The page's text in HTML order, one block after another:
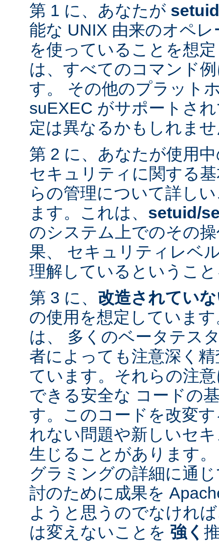
第 1 に、あなたが setuid
能な UNIX 由来のオペ
を使っていることを想
は、すべてのコマンド
す。 その他のプラット
suEXEC がサポートさ
定は異なるかもしれま
第 2 に、あなたが使用
セキュリティに関する
らの管理について詳し
ます。これは、 setuid/
のシステム上でのその
果、 セキュリティレベ
理解しているというこ
第 3 に、 改造されてい
の使用を想定していま
は、 多くのベータテス
者によっても注意深く
ています。それらの注
できる安全な コードの
す。このコードを改変
れない問題や新しいセ
生じることがあります
グラミングの詳細に通
討のために成果を
ようと思うのでなけれ
は変えないことを 強く